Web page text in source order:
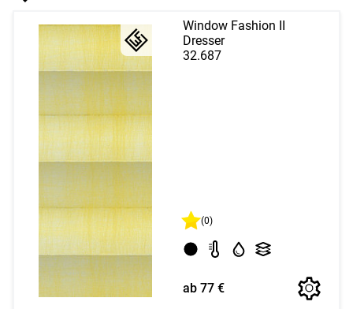
Window Fashion II
Dresser
32.687
(0)
ab 77 €